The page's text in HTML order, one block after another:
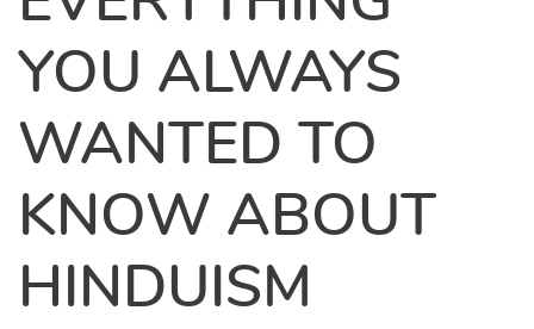
YOU ALWAYS
WANTED TO
KNOW ABOUT
HINDUISM